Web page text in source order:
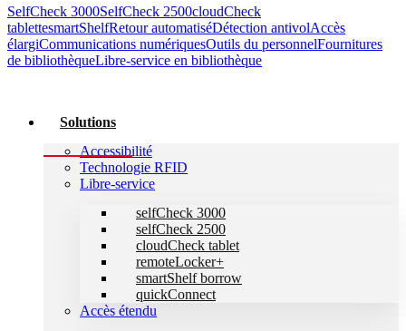
SelfCheck 3000SelfCheck 2500cloudCheck
tablettesmartShelfRetour automatiséDétection antivolAccès
élargiCommunications numériquesOutils du personnelFournitures
de bibliothèqueLibre-service en bibliothèque
Solutions
Accessibilité
Technologie RFID
Libre-service
selfCheck 3000
selfCheck 2500
cloudCheck tablet
remoteLocker+
smartShelf borrow
quickConnect
Accès étendu